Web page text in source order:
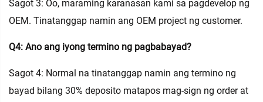
Sagot 3: Oo, maraming karanasan kami sa pagdevelop ng
OEM. Tinatanggap namin ang OEM project ng customer.
Q4: Ano ang iyong termino ng pagbabayad?
Sagot 4: Normal na tinatanggap namin ang termino ng
bayad bilang 30% deposito matapos mag-sign ng order at